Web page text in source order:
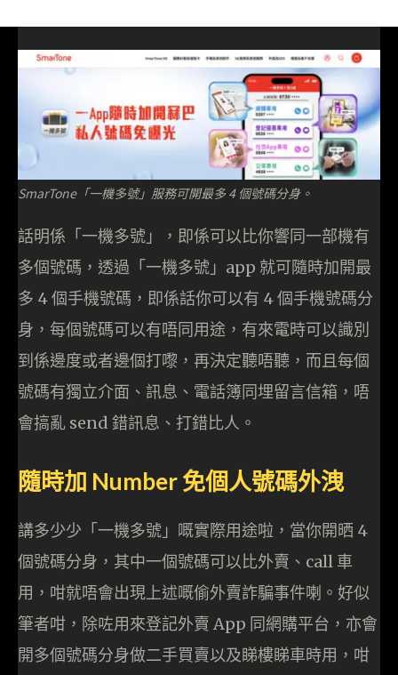
SmarTone「一機多號」服務可開最多 4 個號碼分身。
話明係「一機多號」，即係可以比你響同一部機有
多個號碼，透過「一機多號」app 就可隨時加開最
多 4 個手機號碼，即係話你可以有 4 個手機號碼分
身，每個號碼可以有唔同用途，有來電時可以識別
到係邊度或者邊個打嚟，再決定聽唔聽，而且每個
號碼有獨立介面、訊息、電話簿同埋留言信箱，唔
會搞亂 send 錯訊息、打錯比人。
隨時加 Number 免個人號碼外洩
講多少少「一機多號」嘅實際用途啦，當你開晒 4
個號碼分身，其中一個號碼可以比外賣、call 車
用，咁就唔會出現上述嘅偷外賣詐騙事件喇。好似
筆者咁，除咗用來登記外賣 App 同網購平台，亦會
開多個號碼分身做二手買賣以及睇樓睇車時用，咁